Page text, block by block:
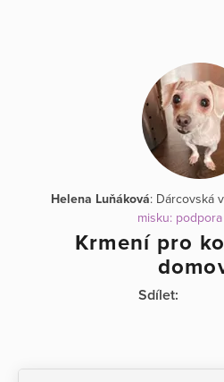
Helena Luňáková: Dárcovská
misku:
Krmení pro
Sdílet: